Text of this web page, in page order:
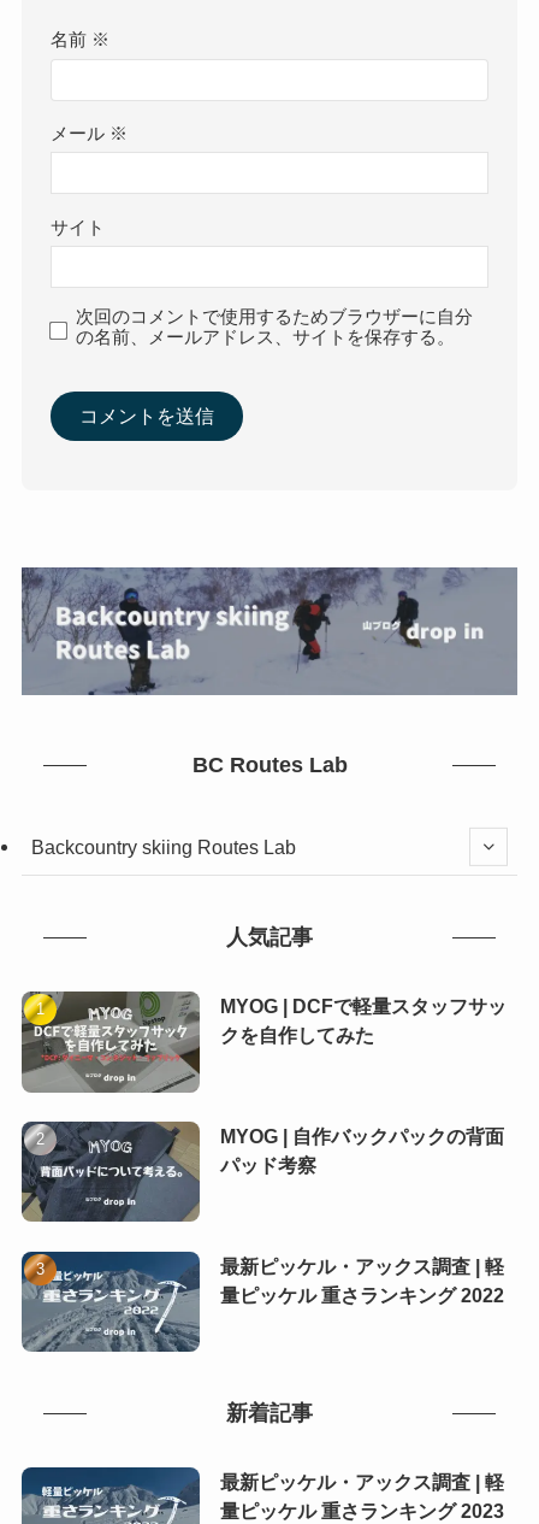
名前 ※
メール ※
サイト
次回のコメントで使用するためブラウザーに自分
の名前、メールアドレス、サイトを保存する。
BC Routes Lab
Backcountry skiing Routes Lab
人気記事
MYOG | DCFで軽量スタッフサッ
クを自作してみた
MYOG | 自作バックパックの背面
パッド考察
最新ピッケル・アックス調査 | 軽
量ピッケル 重さランキング 2022
新着記事
最新ピッケル・アックス調査 | 軽
量ピッケル 重さランキング 2023